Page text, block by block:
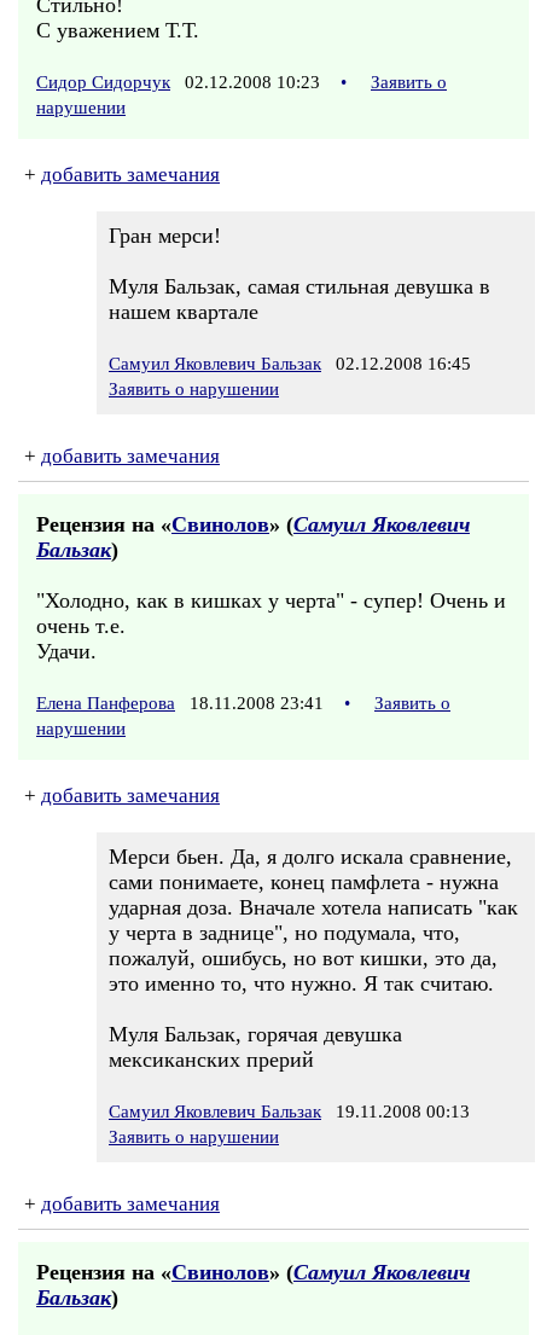
Стильно!
С уважением Т.Т.
Сидор Сидорчук 02.12.2008 10:23 •
Заявить о
нарушении
+ добавить замечания
Гран мерси!
Муля Бальзак, самая стильная девушка в
нашем квартале
Самуил Яковлевич Бальзак 02.12.2008 16:45
Заявить о нарушении
+ добавить замечания
Рецензия на «Свинолов» (Самуил Яковлевич
Бальзак)
"Холодно, как в кишках у черта" - супер! Очень и
очень т.е.
Удачи.
Елена Панферова 18.11.2008 23:41 •
Заявить о
нарушении
+ добавить замечания
Мерси бьен. Да, я долго искала сравнение,
сами понимаете, конец памфлета - нужна
ударная доза. Вначале хотела написать "как
у черта в заднице", но подумала, что,
пожалуй, ошибусь, но вот кишки, это да,
это именно то, что нужно. Я так считаю.
Муля Бальзак, горячая девушка
мексиканских прерий
Самуил Яковлевич Бальзак 19.11.2008 00:13
Заявить о нарушении
+ добавить замечания
Рецензия на «Свинолов» (Самуил Яковлевич
Бальзак)